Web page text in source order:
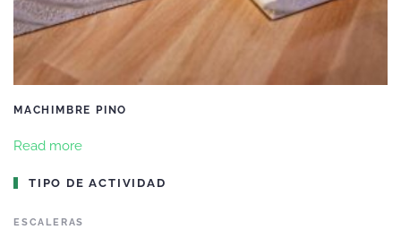
MACHIMBRE PINO
Read more
TIPO DE ACTIVIDAD
ESCALERAS